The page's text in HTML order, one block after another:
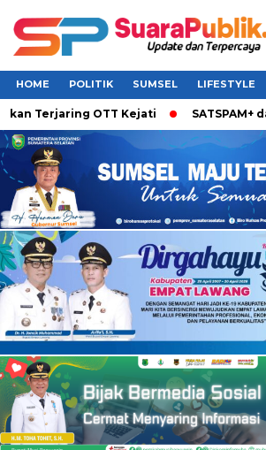
HOME POLITIK SUMSEL LIFESTYLE
OTT Kejati SATSPAM+ dari